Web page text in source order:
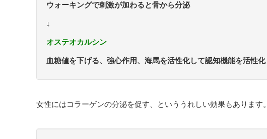
ウォーキングで刺激が加わると骨から分泌
↓
オステオカルシン
血糖値を下げる、強心作用、海馬を活性化して認知機能を活性化
女性にはコラーゲンの分泌を促す、といううれしい効果もあります。